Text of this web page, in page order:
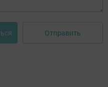
Отправить